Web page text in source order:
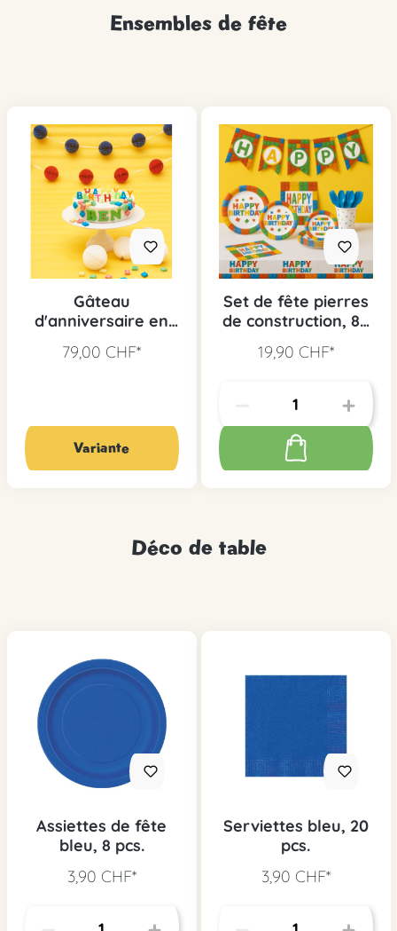
Ensembles de fête
Gâteau
d'anniversaire en
79,00 CHF*
Variante
Set de fête pierres
de construction, 89
19,90 CHF*
Déco de table
Assiettes de fête
bleu, 8 pcs.
3,90 CHF*
Serviettes bleu, 20
pcs.
3,90 CHF*